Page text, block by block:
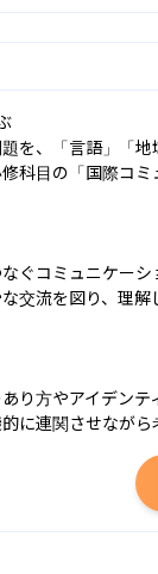
を、「言語」「
科目の「国際コ
ぐコミュニケー
交流を図り、理
り方やアイデン
に連関させながら